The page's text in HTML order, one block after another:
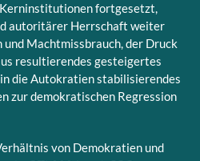
fortgesetzt,
autoritärer Herrschaft weiter
Machtmissbrauch, der Druck
resultierendes gesteigertes
die Autokratien stabilisierendes
zur demokratischen Regression
von Demokratien und